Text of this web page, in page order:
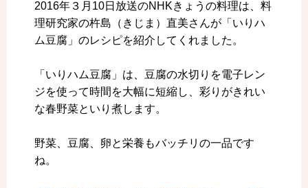
2016年３月10日放送のNHKきょうの料理は、料
理研究家の杵島（きじま）直美さんが「いりハ
ム豆腐」のレシピを紹介してくれました。
「いりハム豆腐」は、豆腐の水切りを電子レン
ジを使って時間を大幅に短縮し、彩りがきれい
な春野菜といり煮します。
野菜、豆腐、卵と栄養もバッチリの一品です
ね。